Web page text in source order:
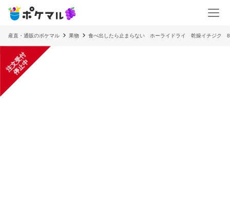
産直・通販のポケマル 果物 食べ出したら止まらない ホーライドライ 乾燥イチジク
注
文
受
付
停
止
中